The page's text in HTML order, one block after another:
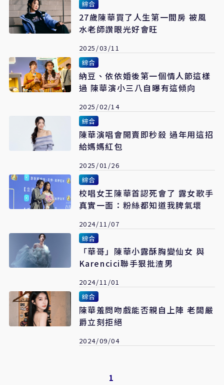
綜合
27歲陳華買了人生第一間房 被風
水老師讚眼光好會旺
2025/03/11
綜合
納豆、依依婚後第一個情人節這樣
過 陳華演小三八自曝有這傾向
2025/02/14
綜合
陳華演唱會開賣即秒殺 過年用這招
給媽媽紅包
2025/01/26
綜合
校唱女王陳華首認死會了 露女歌手
真實一面：粉絲都知道我脾氣壞
2024/11/07
綜合
「華哥」陳華小露酥胸變仙女 與
Karencici聯手狠批渣男
2024/11/01
綜合
陳華羞問吻戲能否親自上陣 老闆嚴
爵立刻拒絕
2024/09/04
1